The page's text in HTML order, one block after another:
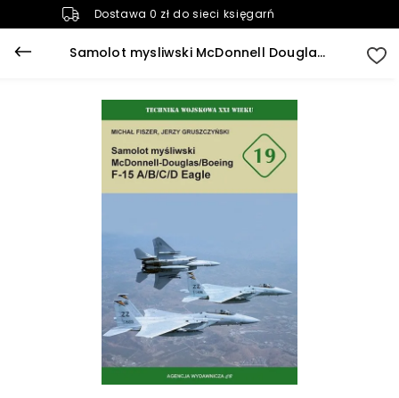
Dostawa 0 zł do sieci księgarń
Samolot mysliwski McDonnell Douglas/Boeing F-15 A/B/C/D Eagle